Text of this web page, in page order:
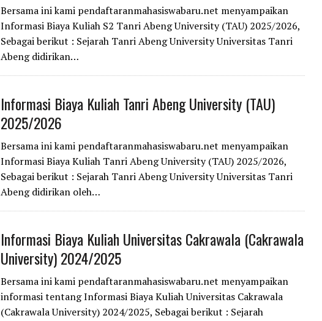
Bersama ini kami pendaftaranmahasiswabaru.net menyampaikan
Informasi Biaya Kuliah S2 Tanri Abeng University (TAU) 2025/2026,
Sebagai berikut : Sejarah Tanri Abeng University Universitas Tanri
Abeng didirikan…
Informasi Biaya Kuliah Tanri Abeng University (TAU)
2025/2026
Bersama ini kami pendaftaranmahasiswabaru.net menyampaikan
Informasi Biaya Kuliah Tanri Abeng University (TAU) 2025/2026,
Sebagai berikut : Sejarah Tanri Abeng University Universitas Tanri
Abeng didirikan oleh…
Informasi Biaya Kuliah Universitas Cakrawala (Cakrawala
University) 2024/2025
Bersama ini kami pendaftaranmahasiswabaru.net menyampaikan
informasi tentang Informasi Biaya Kuliah Universitas Cakrawala
(Cakrawala University) 2024/2025, Sebagai berikut : Sejarah